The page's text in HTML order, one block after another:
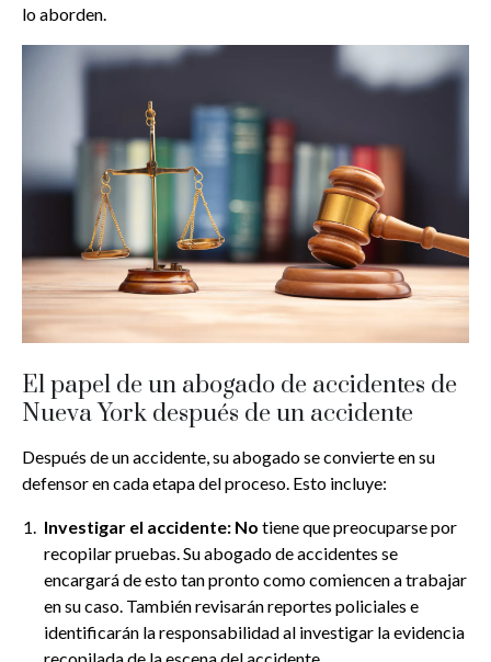
lo aborden.
El papel de un abogado de accidentes de
Nueva York después de un accidente
Después de un accidente, su abogado se convierte en su
defensor en cada etapa del proceso. Esto incluye:
Investigar el accidente: No tiene que preocuparse por
recopilar pruebas. Su abogado de accidentes se
encargará de esto tan pronto como comiencen a trabajar
en su caso. También revisarán reportes policiales e
identificarán la responsabilidad al investigar la evidencia